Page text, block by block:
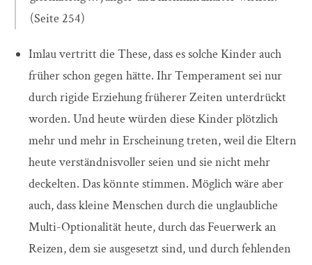
(Seite 254)
Imlau vertritt die These, dass es solche Kinder auch
früher schon gegen hätte. Ihr Temperament sei nur
durch rigide Erziehung früherer Zeiten unterdrückt
worden. Und heute würden diese Kinder plötzlich
mehr und mehr in Erscheinung treten, weil die Eltern
heute verständnisvoller seien und sie nicht mehr
deckelten. Das könnte stimmen. Möglich wäre aber
auch, dass kleine Menschen durch die unglaubliche
Multi-Optionalität heute, durch das Feuerwerk an
Reizen, dem sie ausgesetzt sind, und durch fehlenden